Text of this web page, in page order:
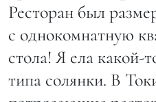
Ресторан был
с однокомнатную
стола! Я ела какой-
типа солянки. В